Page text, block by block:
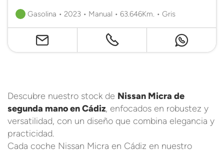
Gasolina • 2023 • Manual • 63.646Km. • Gris
Descubre nuestro stock de Nissan Micra de
segunda mano en Cádiz, enfocados en robustez y
versatilidad, con un diseño que combina elegancia y
practicidad.
Cada coche Nissan Micra en Cádiz en nuestro